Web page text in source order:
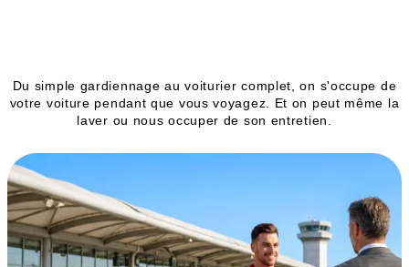
Du simple gardiennage au voiturier complet, on s'occupe de
votre voiture pendant que vous voyagez. Et on peut même la
laver ou nous occuper de son entretien.